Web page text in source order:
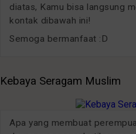
diatas, Kamu bisa langsung
kontak dibawah ini!
Semoga bermanfaat :D
Kebaya Seragam Muslim
Apa yang membuat